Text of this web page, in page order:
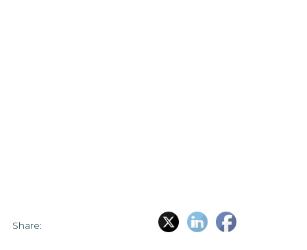
Share: